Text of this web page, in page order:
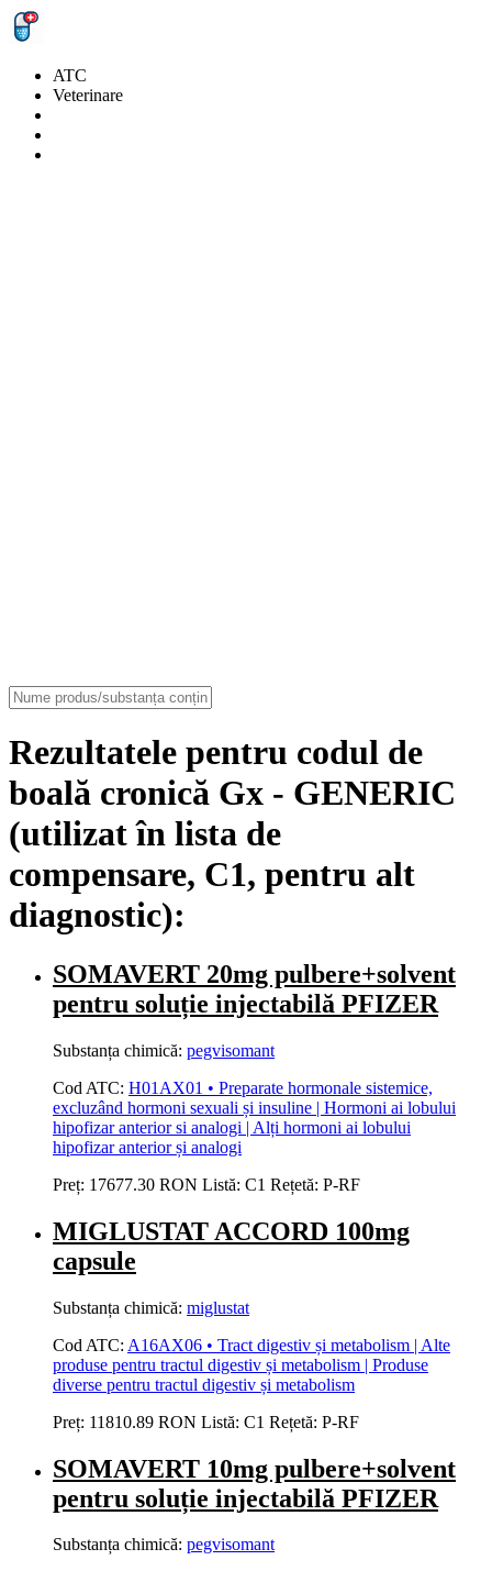
ATC
Veterinare
Rezultatele pentru codul de
boală cronică Gx - GENERIC
(utilizat în lista de
compensare, C1, pentru alt
diagnostic):
SOMAVERT 20mg pulbere+solvent
pentru soluție injectabilă PFIZER
Substanța chimică: pegvisomant
Cod ATC: H01AX01 • Preparate hormonale sistemice,
excluzând hormoni sexuali și insuline | Hormoni ai lobului
hipofizar anterior si analogi | Alți hormoni ai lobului
hipofizar anterior și analogi
Preț: 17677.30 RON Listă: C1 Rețetă: P-RF
MIGLUSTAT ACCORD 100mg
capsule
Substanța chimică: miglustat
Cod ATC: A16AX06 • Tract digestiv și metabolism | Alte
produse pentru tractul digestiv și metabolism | Produse
diverse pentru tractul digestiv și metabolism
Preț: 11810.89 RON Listă: C1 Rețetă: P-RF
SOMAVERT 10mg pulbere+solvent
pentru soluție injectabilă PFIZER
Substanța chimică: pegvisomant